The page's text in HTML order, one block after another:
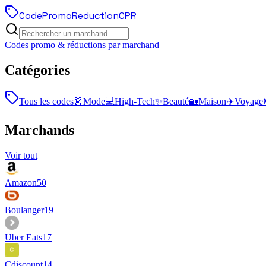
CodePromoReductionCPR
Codes promo & réductions par marchand
Catégories
Tous les codes👗Mode💻High-Tech✨Beauté🏡Maison✈️Voyage
Marchands
Voir tout
Amazon50
Boulanger19
Uber Eats17